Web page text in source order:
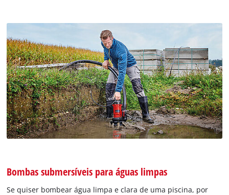
Bombas submersíveis para águas limpas
Se quiser bombear água limpa e clara de uma piscina, por